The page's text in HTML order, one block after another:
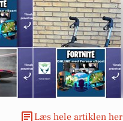
Læs hele artiklen her